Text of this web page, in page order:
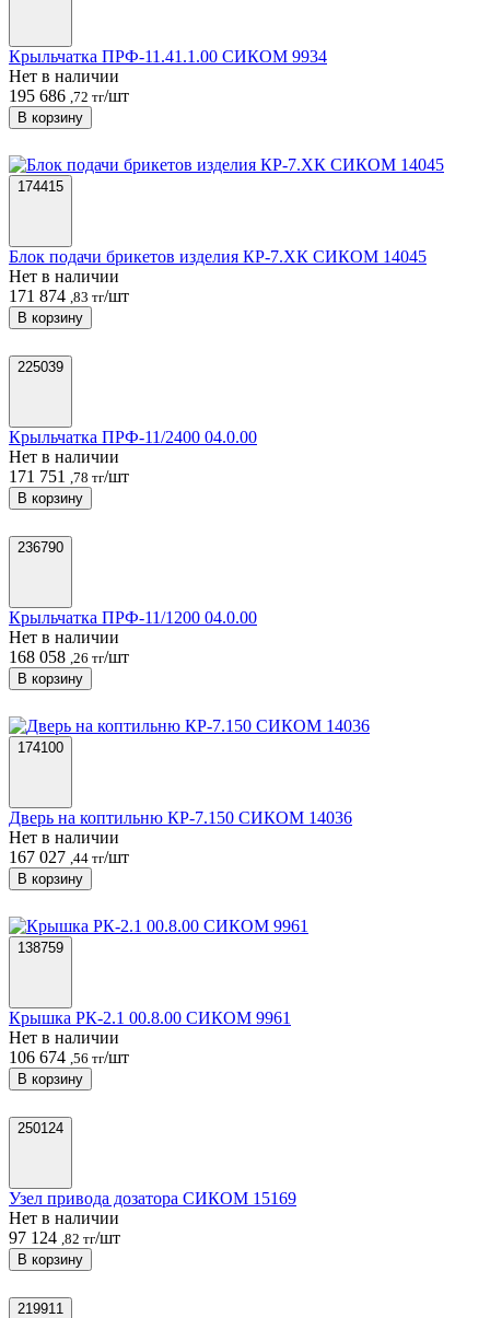
Крыльчатка ПРФ-11.41.1.00 СИКОМ 9934
Нет в наличии
195 686 ,72 тг/шт
В корзину
174415
Блок подачи брикетов изделия КР-7.ХК СИКОМ 14045
Нет в наличии
171 874 ,83 тг/шт
В корзину
225039
Крыльчатка ПРФ-11/2400 04.0.00
Нет в наличии
171 751
,78 тг/шт
В корзину
236790
Крыльчатка ПРФ-11/1200 04.0.00
Нет в наличии
168 058 ,26 тг/шт
В корзину
174100
Дверь на коптильню КР-7.150 СИКОМ 14036
Нет в наличии
167 027 ,44 тг/шт
В корзину
138759
Крышка РК-2.1 00.8.00 СИКОМ 9961
Нет в наличии
106 674 ,56 тг/шт
В корзину
250124
Узел привода дозатора СИКОМ 15169
Нет в наличии
97 124 ,82 тг/шт
В корзину
219911